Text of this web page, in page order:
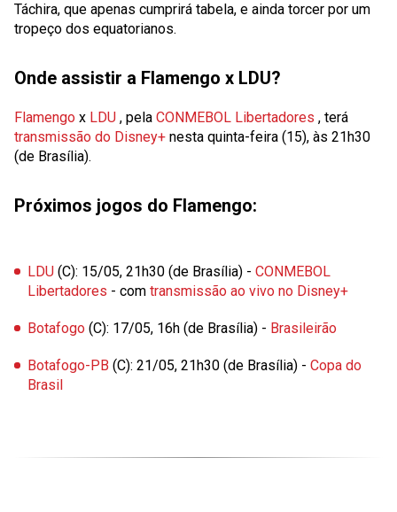
Táchira, que apenas cumprirá tabela, e ainda torcer por um
tropeço dos equatorianos.
Onde assistir a Flamengo x LDU?
Flamengo x LDU , pela CONMEBOL Libertadores , terá
transmissão do Disney+ nesta quinta-feira (15), às 21h30
(de Brasília).
Próximos jogos do Flamengo:
LDU (C): 15/05, 21h30 (de Brasília) - CONMEBOL
Libertadores - com transmissão ao vivo no Disney+
Botafogo (C): 17/05, 16h (de Brasília) - Brasileirão
Botafogo-PB (C): 21/05, 21h30 (de Brasília) - Copa do
Brasil